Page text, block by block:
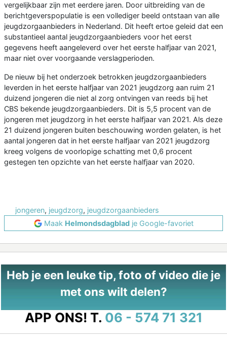
vergelijkbaar zijn met eerdere jaren. Door uitbreiding van de
berichtgeverspopulatie is een vollediger beeld ontstaan van alle
jeugdzorgaanbieders in Nederland. Dit heeft ertoe geleid dat een
substantieel aantal jeugdzorgaanbieders voor het eerst
gegevens heeft aangeleverd over het eerste halfjaar van 2021,
maar niet over voorgaande verslagperioden.
De nieuw bij het onderzoek betrokken jeugdzorgaanbieders
leverden in het eerste halfjaar van 2021 jeugdzorg aan ruim 21
duizend jongeren die niet al zorg ontvingen van reeds bij het
CBS bekende jeugdzorgaanbieders. Dit is 5,5 procent van de
jongeren met jeugdzorg in het eerste halfjaar van 2021. Als deze
21 duizend jongeren buiten beschouwing worden gelaten, is het
aantal jongeren dat in het eerste halfjaar van 2021 jeugdzorg
kreeg volgens de voorlopige schatting met 0,6 procent
gestegen ten opzichte van het eerste halfjaar van 2020.
jongeren, jeugdzorg, jeugdzorgaanbieders
Maak Helmondsdagbladje Google-favoriet
Heb je een leuke tip, foto of video die je
met ons wilt delen?
APP ONS! T. 06 - 574 71 321